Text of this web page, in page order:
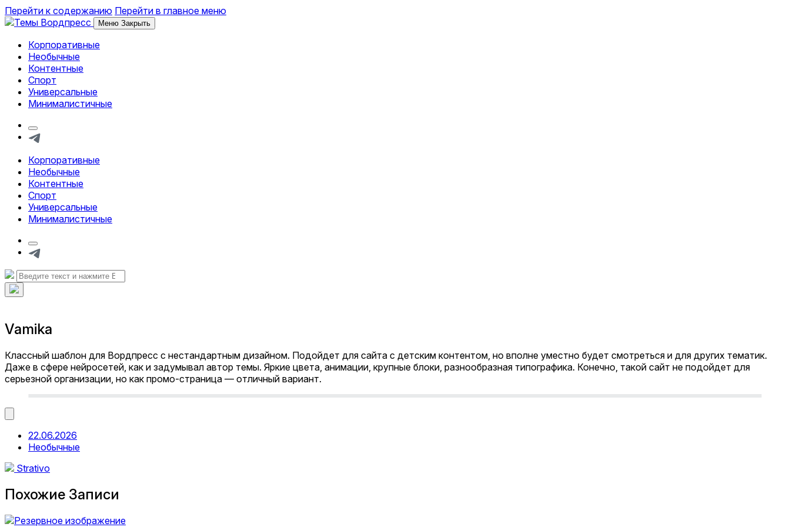
Перейти к содержанию Перейти в главное меню
Меню Закрыть
Обзор тем и шаблонов Вордпресс
Корпоративные
Необычные
Контентные
Спорт
Универсальные
Минималистичные
Кнопка
формы
Обзор тем и шаблонов Вордпресс
Корпоративные
Необычные
Контентные
Спорт
Универсальные
Минималистичные
Кнопка
формы
Искать:
Поиск
Скрыть
Vamika
Классный шаблон для Вордпресс с нестандартным дизайном. Подойдет для сайта с детским контентом, но вполне уместно будет смотреться и для других тематик.
Даже в сфере нейросетей, как и задумывал автор темы. Яркие цвета, анимации, крупные блоки, разнообразная типографика. Конечно, такой сайт не подойдет для
серьезной организации, но как промо-страница — отличный вариант.
Дата
публикации
22.06.2026
Опубликовано
Необычные
Предыдущая
Strativo
Похожие Записи